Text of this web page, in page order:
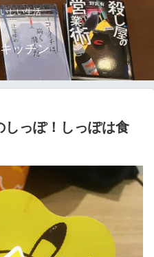
しい生活
ッチン
しっぽ！しっぽは食